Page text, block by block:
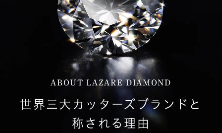
ABOUT LAZARE DIAMOND
世界三大カッターズブランドと
称される理由